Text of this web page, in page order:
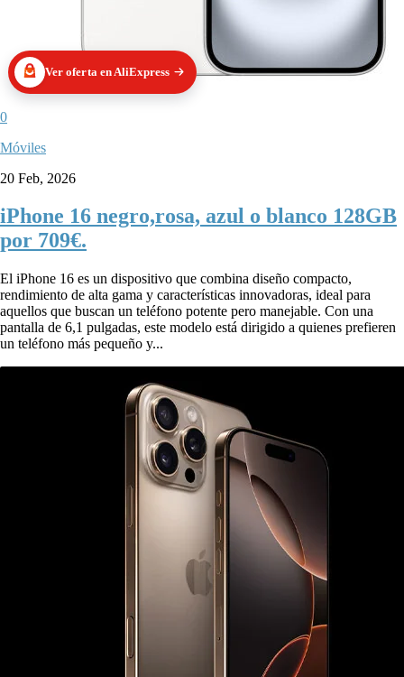
Ver oferta en AliExpress
0
Móviles
20 Feb, 2026
iPhone 16 negro,rosa, azul o blanco 128GB
por 709€.
El iPhone 16 es un dispositivo que combina diseño compacto,
rendimiento de alta gama y características innovadoras, ideal para
aquellos que buscan un teléfono potente pero manejable. Con una
pantalla de 6,1 pulgadas, este modelo está dirigido a quienes prefieren
un teléfono más pequeño y...